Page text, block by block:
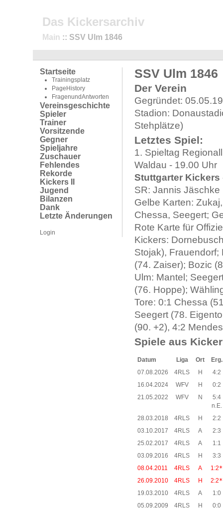
Das Kickersarchiv
Main :: SSV Ulm 1846
Startseite
Trainingsplatz
PageHistory
FragenundAntworten
Vereinsgeschichte
Spieler
Trainer
Vorsitzende
Gegner
Spieljahre
Zuschauer
Fehlendes
Rekorde
Kickers II
Jugend
Bilanzen
Dank
Letzte Änderungen
Login
SSV Ulm 1846
Der Verein
Gegründet:
Stadion:
Stehplätze)
Letztes Spiel:
1. Spieltag
Waldau - 19.00 Uhr
Stuttgarter Kickers
SR: Jannis
Gelbe Karten:
Chessa, Seegert;
Rote Karte für
Kickers:
Stojak), Frauendorf;
(74. Zaiser); Bozic
Ulm: Mantel;
(76. Hoppe);
Tore: 0:1 Chessa
Seegert (78.
(90. +2), 4:2
Spiele aus
Datum Liga Ort
Erg.
07.08.2026
4RLS H
4:2
16.04.2024
WFV H
0:2
21.05.2022
WFV N
5:4
n.E.
28.03.2018
4RLS H
2:2
03.10.2017
4RLS A
2:3
25.02.2017
4RLS A
1:1
03.09.2016
4RLS H
3:3
08.04.2011
4RLS A 1:2*
26.09.2010
4RLS H 2:2*
19.03.2010
4RLS A
1:0
05.09.2009
4RLS H
0:0